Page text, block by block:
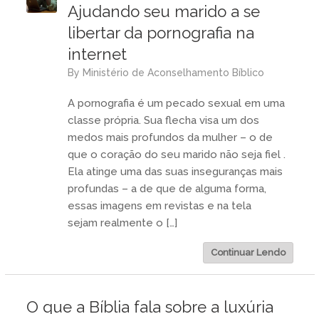
Ajudando seu marido a se
libertar da pornografia na
internet
by Ministério de Aconselhamento Bíblico
A pornografia é um pecado sexual em uma
classe própria. Sua flecha visa um dos
medos mais profundos da mulher – o de
que o coração do seu marido não seja fiel .
Ela atinge uma das suas inseguranças mais
profundas – a de que de alguma forma,
essas imagens em revistas e na tela
sejam realmente o […]
Continuar Lendo
O que a Bíblia fala sobre a luxúria